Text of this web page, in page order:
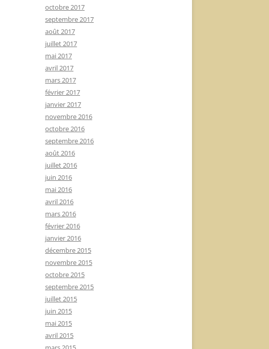
octobre 2017
septembre 2017
août 2017
juillet 2017
mai 2017
avril 2017
mars 2017
février 2017
janvier 2017
novembre 2016
octobre 2016
septembre 2016
août 2016
juillet 2016
juin 2016
mai 2016
avril 2016
mars 2016
février 2016
janvier 2016
décembre 2015
novembre 2015
octobre 2015
septembre 2015
juillet 2015
juin 2015
mai 2015
avril 2015